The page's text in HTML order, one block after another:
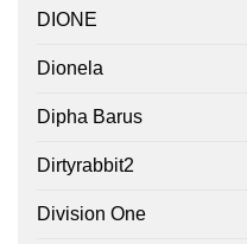
DIONE
Dionela
Dipha Barus
Dirtyrabbit2
Division One